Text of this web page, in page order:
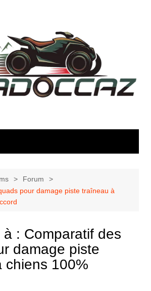
Forum
pour damage piste traîneau à
à : Comparatif des
damage piste
chiens 100%